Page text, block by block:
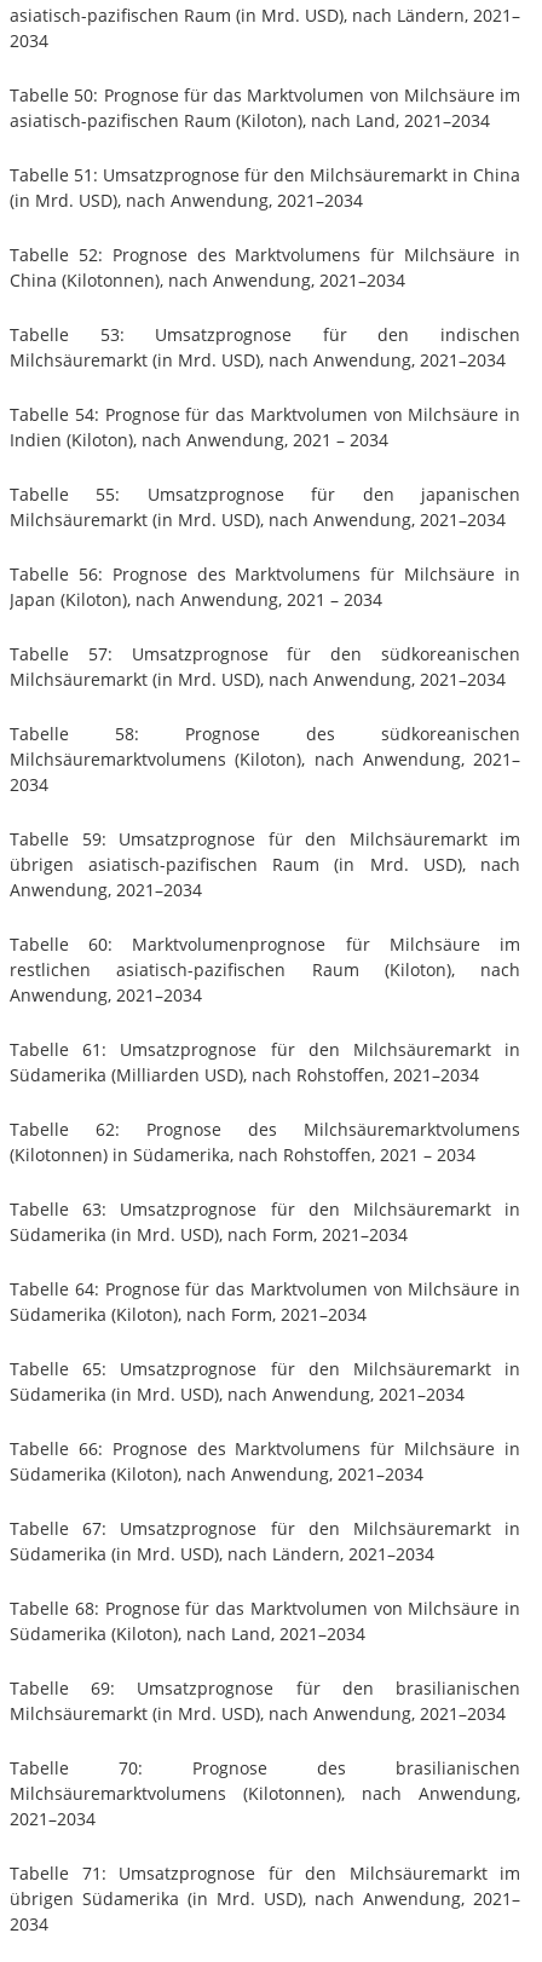
asiatisch-pazifischen Raum (in Mrd. USD), nach Ländern, 2021–
2034
Tabelle 50: Prognose für das Marktvolumen von Milchsäure im
asiatisch-pazifischen Raum (Kiloton), nach Land, 2021–2034
Tabelle 51: Umsatzprognose für den Milchsäuremarkt in China
(in Mrd. USD), nach Anwendung, 2021–2034
Tabelle 52: Prognose des Marktvolumens für Milchsäure in
China (Kilotonnen), nach Anwendung, 2021–2034
Tabelle 53: Umsatzprognose für den indischen
Milchsäuremarkt (in Mrd. USD), nach Anwendung, 2021–2034
Tabelle 54: Prognose für das Marktvolumen von Milchsäure in
Indien (Kiloton), nach Anwendung, 2021 – 2034
Tabelle 55: Umsatzprognose für den japanischen
Milchsäuremarkt (in Mrd. USD), nach Anwendung, 2021–2034
Tabelle 56: Prognose des Marktvolumens für Milchsäure in
Japan (Kiloton), nach Anwendung, 2021 – 2034
Tabelle 57: Umsatzprognose für den südkoreanischen
Milchsäuremarkt (in Mrd. USD), nach Anwendung, 2021–2034
Tabelle 58: Prognose des südkoreanischen
Milchsäuremarktvolumens (Kiloton), nach Anwendung, 2021–
2034
Tabelle 59: Umsatzprognose für den Milchsäuremarkt im
übrigen asiatisch-pazifischen Raum (in Mrd. USD), nach
Anwendung, 2021–2034
Tabelle 60: Marktvolumenprognose für Milchsäure im
restlichen asiatisch-pazifischen Raum (Kiloton), nach
Anwendung, 2021–2034
Tabelle 61: Umsatzprognose für den Milchsäuremarkt in
Südamerika (Milliarden USD), nach Rohstoffen, 2021–2034
Tabelle 62: Prognose des Milchsäuremarktvolumens
(Kilotonnen) in Südamerika, nach Rohstoffen, 2021 – 2034
Tabelle 63: Umsatzprognose für den Milchsäuremarkt in
Südamerika (in Mrd. USD), nach Form, 2021–2034
Tabelle 64: Prognose für das Marktvolumen von Milchsäure in
Südamerika (Kiloton), nach Form, 2021–2034
Tabelle 65: Umsatzprognose für den Milchsäuremarkt in
Südamerika (in Mrd. USD), nach Anwendung, 2021–2034
Tabelle 66: Prognose des Marktvolumens für Milchsäure in
Südamerika (Kiloton), nach Anwendung, 2021–2034
Tabelle 67: Umsatzprognose für den Milchsäuremarkt in
Südamerika (in Mrd. USD), nach Ländern, 2021–2034
Tabelle 68: Prognose für das Marktvolumen von Milchsäure in
Südamerika (Kiloton), nach Land, 2021–2034
Tabelle 69: Umsatzprognose für den brasilianischen
Milchsäuremarkt (in Mrd. USD), nach Anwendung, 2021–2034
Tabelle 70: Prognose des brasilianischen
Milchsäuremarktvolumens (Kilotonnen), nach Anwendung,
2021–2034
Tabelle 71: Umsatzprognose für den Milchsäuremarkt im
übrigen Südamerika (in Mrd. USD), nach Anwendung, 2021–
2034